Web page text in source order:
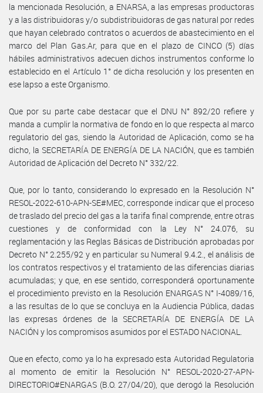
la mencionada Resolución, a ENARSA, a las empresas productoras
y a las distribuidoras y/o subdistribuidoras de gas natural por redes
que hayan celebrado contratos o acuerdos de abastecimiento en el
marco del Plan Gas.Ar, para que en el plazo de CINCO (5) días
hábiles administrativos adecuen dichos instrumentos conforme lo
establecido en el Artículo 1° de dicha resolución y los presenten en
ese lapso a este Organismo.
Que por su parte cabe destacar que el DNU N° 892/20 refiere y
manda a cumplir la normativa de fondo en lo que respecta al marco
regulatorio del gas, siendo la Autoridad de Aplicación, como se ha
dicho, la SECRETARÍA DE ENERGÍA DE LA NACIÓN, que es también
Autoridad de Aplicación del Decreto N° 332/22.
Que, por lo tanto, considerando lo expresado en la Resolución N°
RESOL-2022-610-APN-SE#MEC, corresponde indicar que el proceso
de traslado del precio del gas a la tarifa final comprende, entre otras
cuestiones y de conformidad con la Ley N° 24.076, su
reglamentación y las Reglas Básicas de Distribución aprobadas por
Decreto N° 2.255/92 y en particular su Numeral 9.4.2., el análisis de
los contratos respectivos y el tratamiento de las diferencias diarias
acumuladas; y que, en ese sentido, corresponderá oportunamente
el procedimiento previsto en la Resolución ENARGAS N° I-4089/16,
a las resultas de lo que se concluya en la Audiencia Pública, dadas
las expresas órdenes de la SECRETARÍA DE ENERGÍA DE LA
NACIÓN y los compromisos asumidos por el ESTADO NACIONAL.
Que en efecto, como ya lo ha expresado esta Autoridad Regulatoria
al momento de emitir la Resolución N° RESOL-2020-27-APN-
DIRECTORIO#ENARGAS (B.O. 27/04/20), que derogó la Resolución